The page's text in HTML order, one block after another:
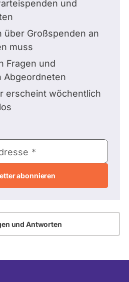
und
über Großspenden an
muss
Fragen und
Abgeordneten
erscheint wöchentlich
und Antworten